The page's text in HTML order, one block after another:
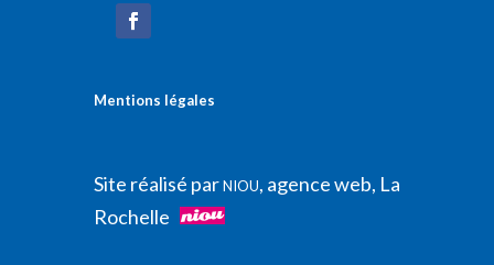
Mentions légales
Site réalisé parNIOU, agence web, La
Rochelle